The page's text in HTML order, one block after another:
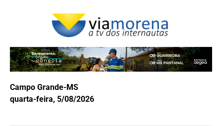
Campo Grande-MS
quarta-feira, 5/08/2026